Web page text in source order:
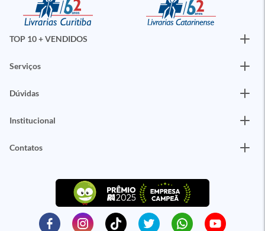
TOP 10 + VENDIDOS
Serviços
Dúvidas
Institucional
Contatos